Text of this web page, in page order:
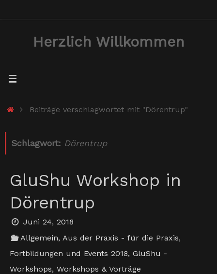
Herzlich Willkommen
StartBeiträge verschlagwortet mit "Dörentrup"
Schlagwort: Dörentrup
GluShu Workshop in
Dörentrup
Juni 24, 2018
Allgemein,Aus der Praxis - für die Praxis,
Fortbildungen und Events 2018, GluShu -
Workshops, Workshops & Vorträge